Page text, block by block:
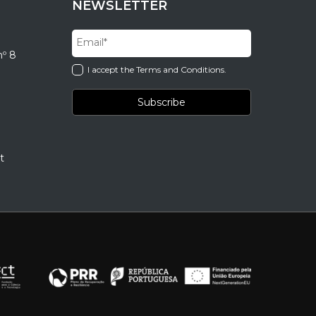
8
NEWSLETTER
I accept the Terms and Conditions.